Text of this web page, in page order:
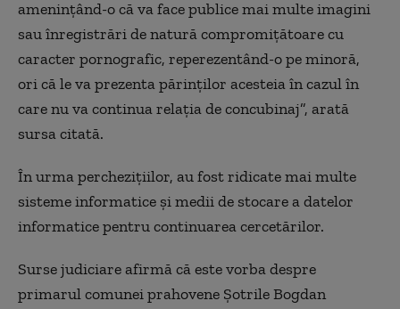
ameninţând-o că va face publice mai multe imagini
sau înregistrări de natură compromiţătoare cu
caracter pornografic, reperezentând-o pe minoră,
ori că le va prezenta părinţilor acesteia în cazul în
care nu va continua relaţia de concubinaj”, arată
sursa citată.
În urma percheziţiilor, au fost ridicate mai multe
sisteme informatice şi medii de stocare a datelor
informatice pentru continuarea cercetărilor.
Surse judiciare afirmă că este vorba despre
primarul comunei prahovene Şotrile Bogdan